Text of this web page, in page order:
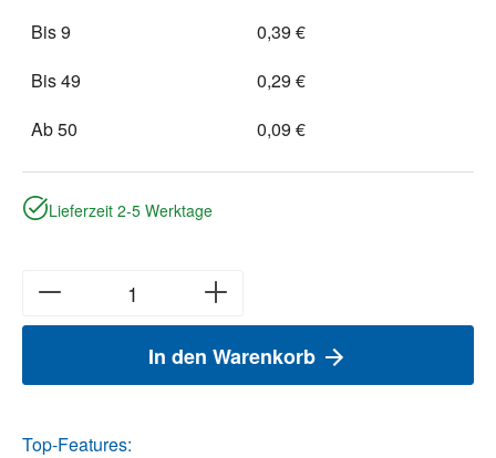
Bis9
0,39 €
Bis49
0,29 €
Ab50 0,09 €
Lieferzeit 2-5 Werktage
In den Warenkorb
Top-Features: